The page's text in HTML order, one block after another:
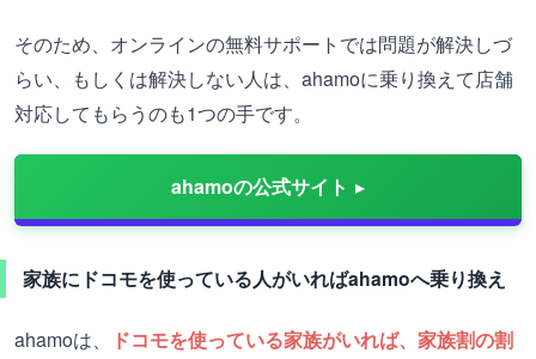
そのため、オンラインの無料サポートでは問題が解決しづ
らい、もしくは解決しない人は、ahamoに乗り換えて店舗
対応してもらうのも1つの手です。
ahamoの公式サイト
家族にドコモを使っている人がいればahamoへ乗り換え
ahamoは、
ドコモを使っている家族がいれば、家族割の割